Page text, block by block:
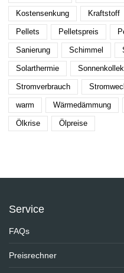
Kostensenkung Kraftstoff
Pellets Pelletspreis
Sanierung Schimmel
Solarthermie
Stromverbrauch
warm Wärmedämmung
Ölkrise Ölpreise
Service
FAQs
Preisrechner